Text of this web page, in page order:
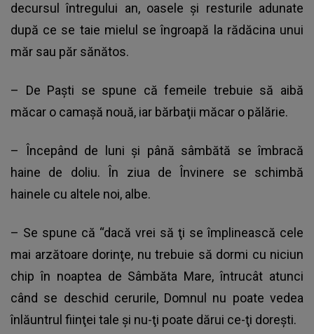
decursul întregului an, oasele şi resturile adunate
după ce se taie mielul se îngroapă la rădăcina unui
măr sau păr sănătos.
– De Paşti se spune că femeile trebuie să aibă
măcar o camaşă nouă, iar bărbaţii măcar o pălărie.
– Începând de luni şi până sâmbătă se îmbracă
haine de doliu. În ziua de Învinere se schimbă
hainele cu altele noi, albe.
– Se spune că “dacă vrei să ţi se împlinească cele
mai arzătoare dorinţe, nu trebuie să dormi cu niciun
chip în noaptea de Sâmbăta Mare, întrucât atunci
când se deschid cerurile, Domnul nu poate vedea
înlăuntrul fiinţei tale şi nu-ţi poate dărui ce-ţi doreşti.